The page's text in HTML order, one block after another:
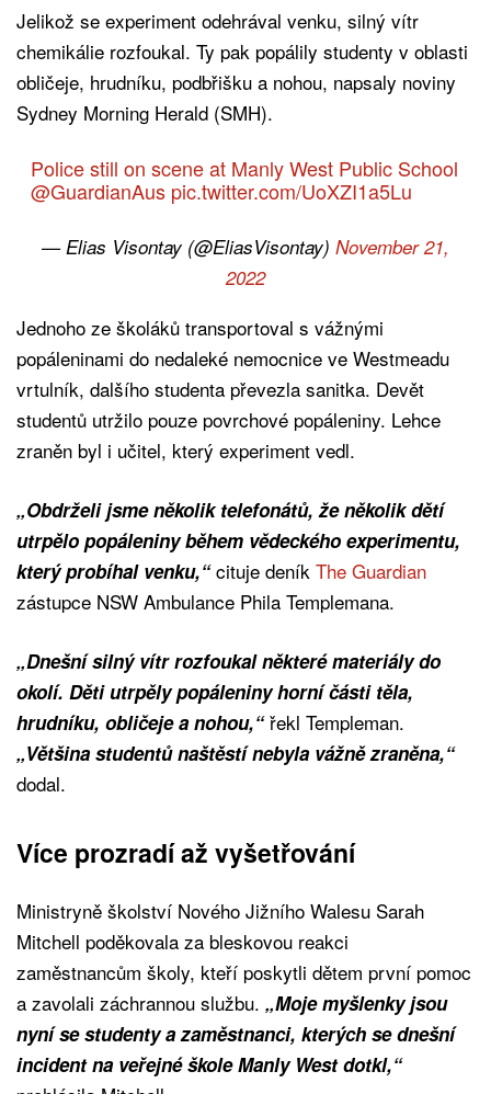
Jelikož se experiment odehrával venku, silný vítr
chemikálie rozfoukal. Ty pak popálily studenty v oblasti
obličeje, hrudníku, podbřišku a nohou, napsaly noviny
Sydney Morning Herald (SMH).
Police still on scene at Manly West Public School
@GuardianAus pic.twitter.com/UoXZI1a5Lu
— Elias Visontay (@EliasVisontay) November 21,
2022
Jednoho ze školáků transportoval s vážnými
popáleninami do nedaleké nemocnice ve Westmeadu
vrtulník, dalšího studenta převezla sanitka. Devět
studentů utržilo pouze povrchové popáleniny. Lehce
zraněn byl i učitel, který experiment vedl.
„Obdrželi jsme několik telefonátů, že několik dětí
utrpělo popáleniny během vědeckého experimentu,
který probíhal venku,“cituje deník The Guardian
zástupce NSW Ambulance Phila Templemana.
„Dnešní silný vítr rozfoukal některé materiály do
okolí. Děti utrpěly popáleniny horní části těla,
hrudníku, obličeje a nohou,“řekl Templeman.
„Většina studentů naštěstí nebyla vážně zraněna,“
dodal.
Více prozradí až vyšetřování
Ministryně školství Nového Jižního Walesu Sarah
Mitchell poděkovala za bleskovou reakci
zaměstnancům školy, kteří poskytli dětem první pomoc
a zavolali záchrannou službu. „Moje myšlenky jsou
nyní se studenty a zaměstnanci, kterých se dnešní
incident na veřejné škole Manly West dotkl,“